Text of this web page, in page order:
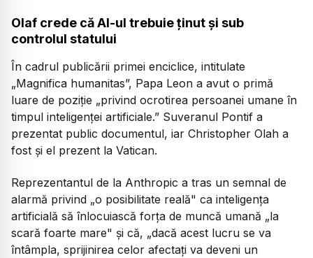
Olaf crede că AI-ul trebuie ținut și sub
controlul statului
În cadrul publicării primei enciclice, intitulate
„Magnifica humanitas”, Papa Leon a avut o primă
luare de poziție „privind ocrotirea persoanei umane în
timpul inteligenței artificiale.” Suveranul Pontif a
prezentat public documentul, iar Christopher Olah a
fost și el prezent la Vatican.
Reprezentantul de la Anthropic a tras un semnal de
alarmă privind „o posibilitate reală" ca inteligenţa
artificială să înlocuiască forţa de muncă umană „la
scară foarte mare" și că, „dacă acest lucru se va
întâmpla, sprijinirea celor afectaţi va deveni un